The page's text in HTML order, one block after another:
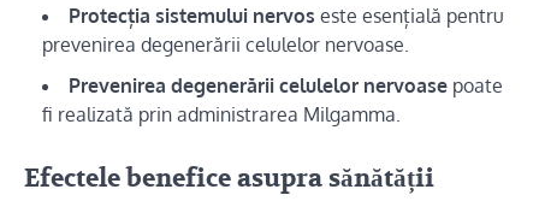
Protecția sistemului nervos este esențială pentru
prevenirea degenerării celulelor nervoase.
Prevenirea degenerării celulelor nervoase poate
fi realizată prin administrarea Milgamma.
Efectele benefice asupra sănătății